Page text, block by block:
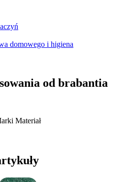
domowego i higiena
od brabantia
Materiał